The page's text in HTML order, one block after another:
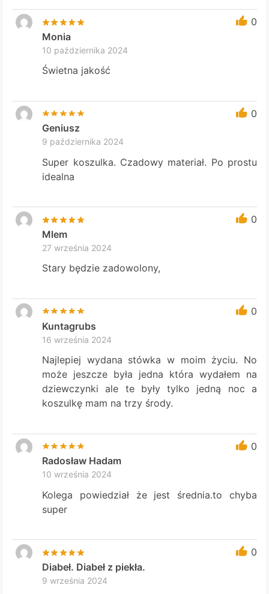
0
Monia
10 października 2024
Świetna jakość
0
Geniusz
9 października 2024
Super koszulka. Czadowy materiał. Po prostu
idealna
0
Mlem
27 września 2024
Stary będzie zadowolony,
0
Kuntagrubs
16 września 2024
Najlepiej wydana stówka w moim życiu. No
może jeszcze była jedna która wydałem na
dziewczynki ale te były tylko jedną noc a
koszulkę mam na trzy środy.
0
Radosław Hadam
10 września 2024
Kolega powiedział że jest średnia.to chyba
super
0
Diabeł. Diabeł z piekła.
9 września 2024